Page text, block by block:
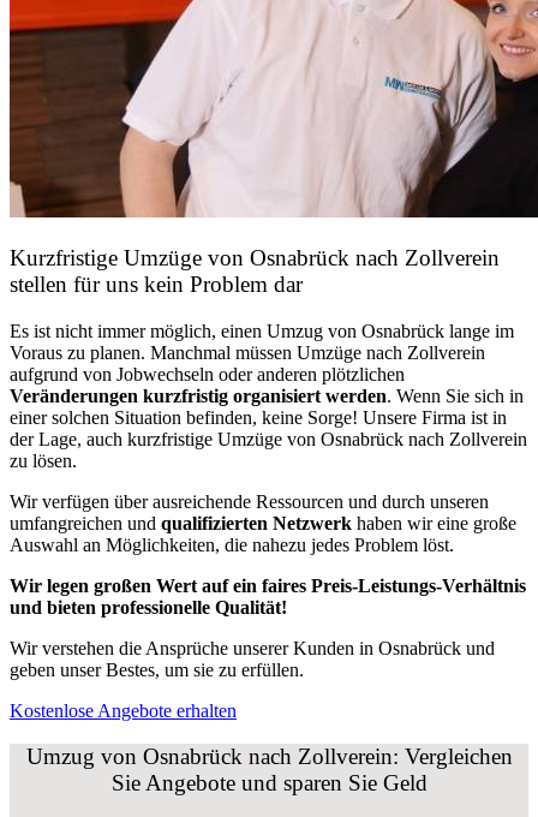
Kurzfristige Umzüge von Osnabrück nach Zollverein
stellen für uns kein Problem dar
Es ist nicht immer möglich, einen Umzug von Osnabrück lange im
Voraus zu planen. Manchmal müssen Umzüge nach Zollverein
aufgrund von Jobwechseln oder anderen plötzlichen
Veränderungen kurzfristig organisiert werden. Wenn Sie sich in
einer solchen Situation befinden, keine Sorge! Unsere Firma ist in
der Lage, auch kurzfristige Umzüge von Osnabrück nach Zollverein
zu lösen.
Wir verfügen über ausreichende Ressourcen und durch unseren
umfangreichen und qualifizierten Netzwerk haben wir eine große
Auswahl an Möglichkeiten, die nahezu jedes Problem löst.
Wir legen großen Wert auf ein faires Preis-Leistungs-Verhältnis
und bieten professionelle Qualität!
Wir verstehen die Ansprüche unserer Kunden in Osnabrück und
geben unser Bestes, um sie zu erfüllen.
Kostenlose Angebote erhalten
Umzug von Osnabrück nach Zollverein: Vergleichen
Sie Angebote und sparen Sie Geld